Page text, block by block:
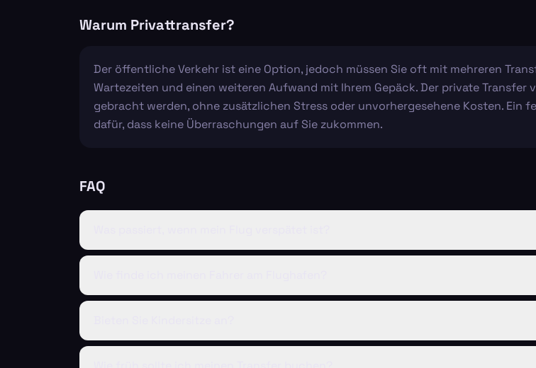
Warum Privattransfer?
Der öffentliche Verkehr ist eine Option, jedoch müssen Sie oft mit mehreren
Wartezeiten und einen weiteren Aufwand mit Ihrem Gepäck. Der private Transfer
gebracht werden, ohne zusätzlichen Stress oder unvorhergesehene Kosten. Ein
dafür, dass keine Überraschungen auf Sie zukommen.
FAQ